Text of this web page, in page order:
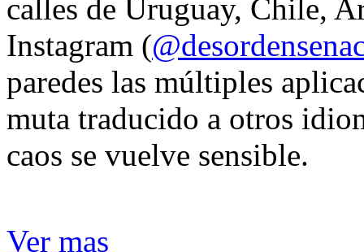
calles de Uruguay, Chile,
Instagram (
paredes las múltiples
muta traducido a otros
caos se vuelve sensible.
Ver mas